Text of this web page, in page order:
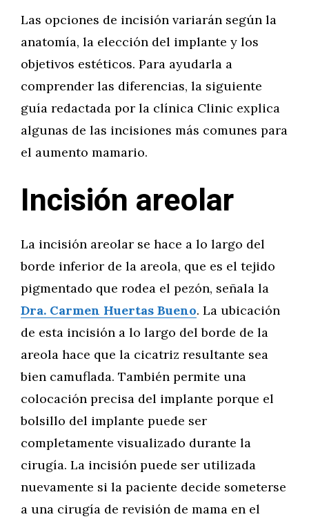
Las opciones de incisión variarán según la
anatomía, la elección del implante y los
objetivos estéticos. Para ayudarla a
comprender las diferencias, la siguiente
guía redactada por la clínica Clinic explica
algunas de las incisiones más comunes para
el aumento mamario.
Incisión areolar
La incisión areolar se hace a lo largo del
borde inferior de la areola, que es el tejido
pigmentado que rodea el pezón, señala la
Dra. Carmen Huertas Bueno. La ubicación
de esta incisión a lo largo del borde de la
areola hace que la cicatriz resultante sea
bien camuflada. También permite una
colocación precisa del implante porque el
bolsillo del implante puede ser
completamente visualizado durante la
cirugía. La incisión puede ser utilizada
nuevamente si la paciente decide someterse
a una cirugía de revisión de mama en el